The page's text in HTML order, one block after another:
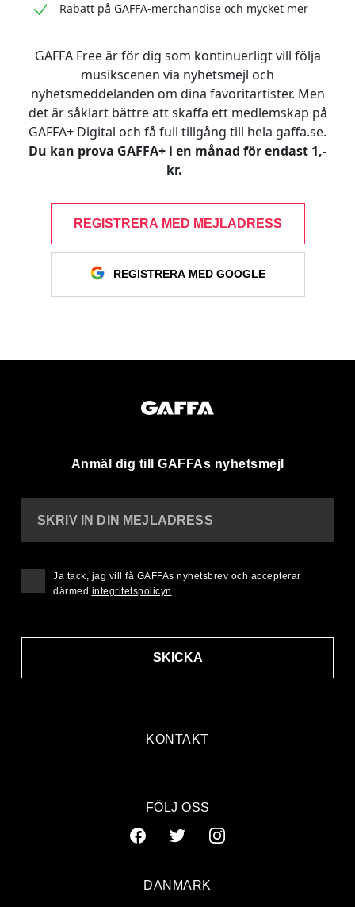
Rabatt på GAFFA-merchandise och mycket mer
GAFFA Free är för dig som kontinuerligt vill följa
musikscenen via nyhetsmejl och
nyhetsmeddelanden om dina favoritartister. Men
det är såklart bättre att skaffa ett medlemskap på
GAFFA+ Digital och få full tillgång till hela gaffa.se.
Du kan prova GAFFA+ i en månad för endast 1,-
kr.
REGISTRERA MED MEJLADRESS
REGISTRERA MED GOOGLE
Anmäl dig till GAFFAs nyhetsmejl
KONTAKT
SKRIV IN DIN MEJLADRESS
SKICKA
Ja tack, jag vill få GAFFAs nyhetsbrev och accepterar
därmed integritetspolicyn
FÖLJ OSS
DANMARK